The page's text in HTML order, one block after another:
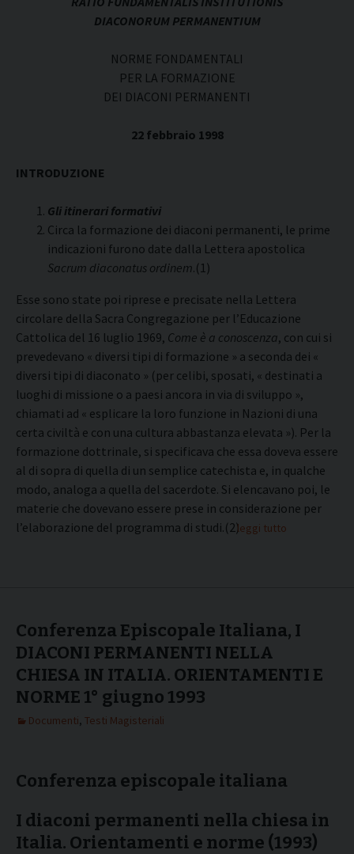
DIACONORUM PERMANENTIUM
NORME FONDAMENTALI
PER LA FORMAZIONE
DEI DIACONI PERMANENTI
22 febbraio 1998
INTRODUZIONE
Gli itinerari formativi
Circa la formazione dei diaconi permanenti, le prime
indicazioni furono date dalla Lettera apostolica
Sacrum diaconatus ordinem.(1)
Esse sono state poi riprese e precisate nella Lettera
circolare della Sacra Congregazione per l’Educazione
Cattolica del 16 luglio 1969, Come è a conoscenza, con cui si
prevedevano « diversi tipi di formazione » a seconda dei «
diversi tipi di diaconato » (per celibi, sposati, « destinati a
luoghi di missione o a paesi ancora in via di sviluppo »,
chiamati ad « esplicare la loro funzione in Nazioni di una
certa civiltà e con una cultura abbastanza elevata »). Per la
formazione dottrinale, si specificava che essa doveva essere
al di sopra di quella di un semplice catechista e, in qualche
modo, analoga a quella del sacerdote. Si elencavano poi, le
materie che dovevano essere prese in considerazione per
l’elaborazione del programma di studi.(2)leggi tutto
Conferenza Episcopale Italiana, I
DIACONI PERMANENTI NELLA
CHIESA IN ITALIA. ORIENTAMENTI E
NORME 1° giugno 1993
Documenti, Testi Magisteriali
Conferenza episcopale italiana
I diaconi permanenti nella chiesa in
Italia. Orientamenti e norme (1993)